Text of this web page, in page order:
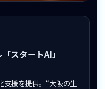
スタートAI」
支援を提供。“大阪の生